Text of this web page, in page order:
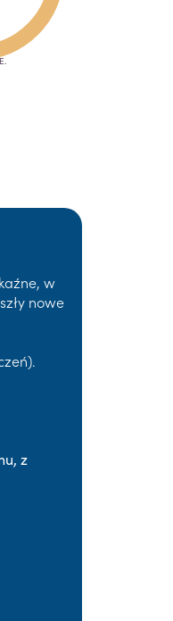
w
nowe
z